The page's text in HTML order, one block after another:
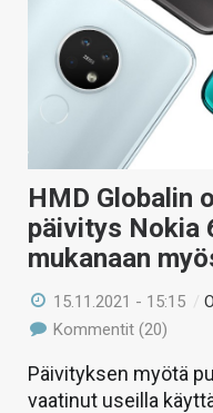
HMD Globalin
päivitys Nokia
mukanaan
15.11.2021 - 15:15 /
Kommentit (20)
Päivityksen myötä
vaatinut useilla